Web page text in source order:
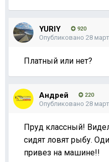
YURIY 920
Опубликовано 28
Платный или нет?
Андрей 220
Опубликовано 28
Пруд классный!
сидят ловят рыбу.
привез на машине!!